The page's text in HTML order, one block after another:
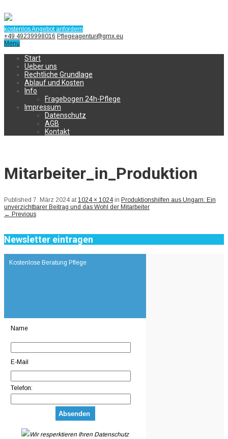
kostenlos Angebot anfordern
+49 49239998016 Pflegeagentur@gmx.eu
Menu
Start
Ueber uns
Rechtliche Grundlage
Ablauf und Kosten
Info
Fragebogen 24h-Pflege
Impressum
Datenschutz
AGB
Kontakt
Mitarbeiter_in_Produktion
Published 7. März 2024 at1024 × 1024in Produktionshilfen aus Ungarn: Ein
unverzichtbarer Beitrag und das Wohl der Mitarbeiter
← Previous
Newsletter eintragen
Kostenlose Beratung Pflege
Name
E-Mail
Telefon:
Wir resperktieren Ihren Datenschutz